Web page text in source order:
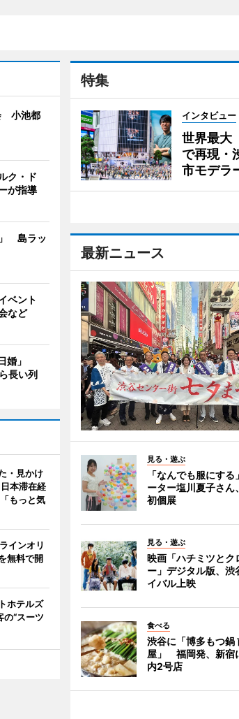
特集
インタビュー
世界最大
で再現・
市モデラ
最新ニュース
見る・遊ぶ
「なんでも服にする
ーター塩川夏子さん
初個展
見る・遊ぶ
映画「ハチミツとク
ー」デジタル版、渋
イバル上映
食べる
渋谷に「博多もつ鍋
屋」 福岡発、新宿
内2号店
小池都
ク・ド
が指導
島ラッ
ベント
など
婚」
長い列
・見かけ
本滞在経
もっと気
インオリ
無料で開
ホテルズ
“スーツ